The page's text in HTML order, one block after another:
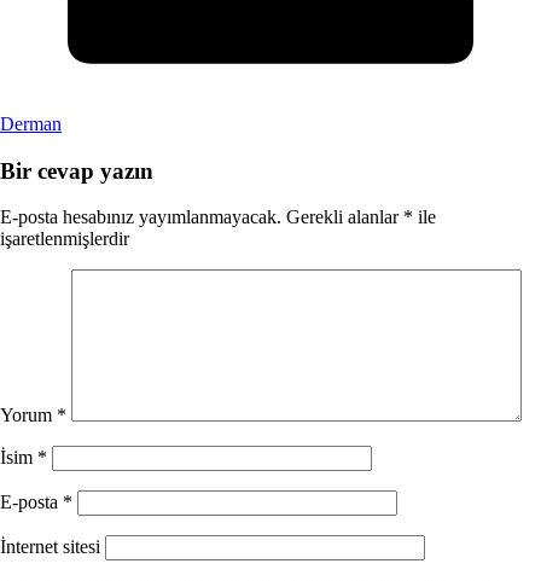
Derman
Bir cevap yazın
E-posta hesabınız yayımlanmayacak. Gerekli alanlar * ile
işaretlenmişlerdir
Yorum *
İsim *
E-posta *
İnternet sitesi